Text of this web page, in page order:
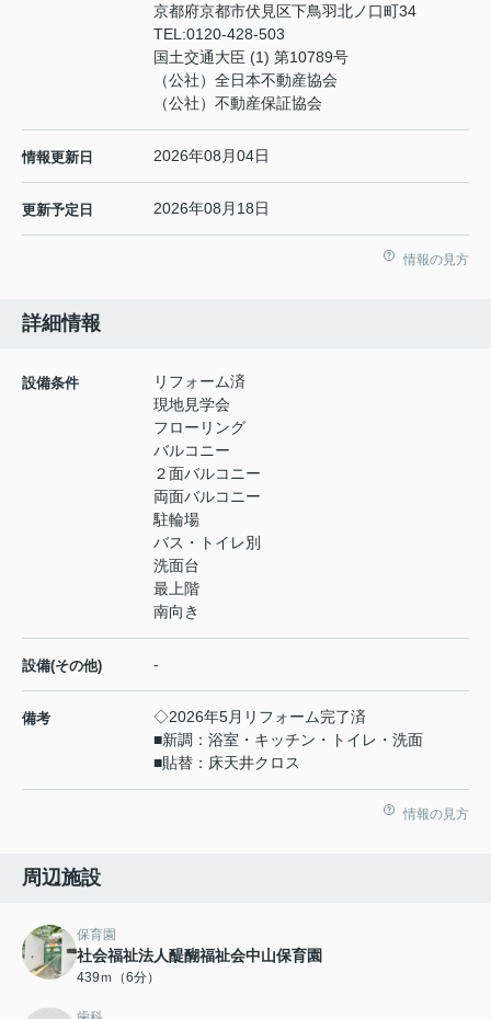
京都府京都市伏見区下鳥羽北ノ口町34
TEL:0120-428-503
国土交通大臣 (1) 第10789号
（公社）全日本不動産協会
（公社）不動産保証協会
情報更新日 2026年08月04日
更新予定日 2026年08月18日
情報の見方
詳細情報
設備条件
リフォーム済
現地見学会
フローリング
バルコニー
２面バルコニー
両面バルコニー
駐輪場
バス・トイレ別
洗面台
最上階
南向き
設備(その他) -
備考
◇2026年5月リフォーム完了済
■新調：浴室・キッチン・トイレ・洗面
■貼替：床天井クロス
情報の見方
周辺施設
保育園
社会福祉法人醍醐福祉会中山保育園
439ｍ（6分）